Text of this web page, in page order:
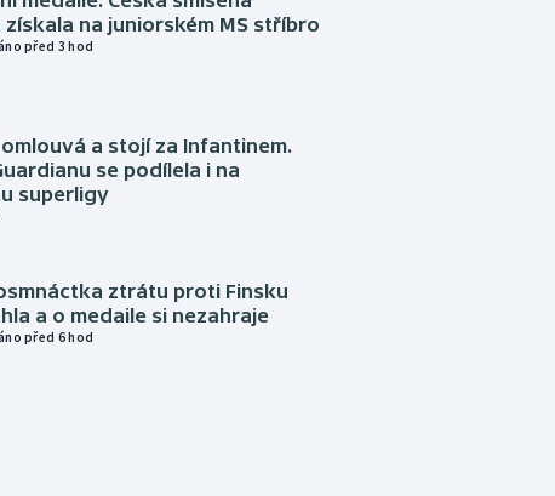
na juniorském MS stříbro
před 3 hod
omlouvá a stojí za Infantinem.
se podílela i na
superligy
ztrátu proti Finsku
a o medaile si nezahraje
před 6 hod